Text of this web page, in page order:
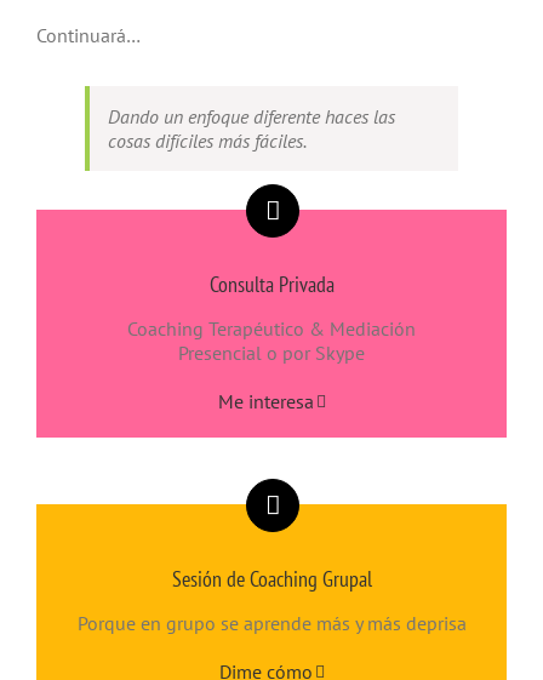
Continuará…
Dando un enfoque diferente haces las
cosas difíciles más fáciles.
Consulta Privada
Coaching Terapéutico & Mediación
Presencial o por Skype
Me interesa
Sesión de Coaching Grupal
Porque en grupo se aprende más y más deprisa
Dime cómo